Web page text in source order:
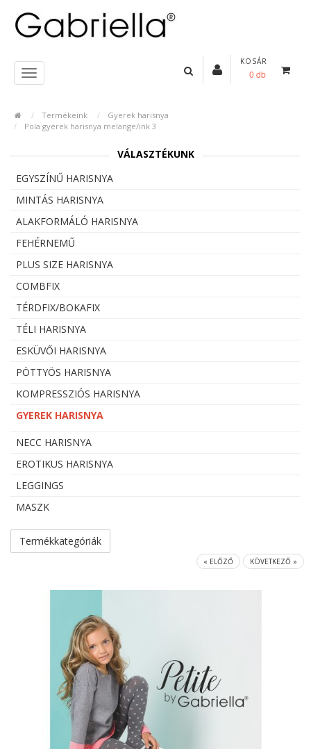
KOSÁR
0 db
Termékeink
Gyerek harisnya
Pola gyerek harisnya melange/ink 3
VÁLASZTÉKUNK
EGYSZÍNŰ HARISNYA
MINTÁS HARISNYA
ALAKFORMÁLÓ HARISNYA
FEHÉRNEMŰ
PLUS SIZE HARISNYA
COMBFIX
TÉRDFIX/BOKAFIX
TÉLI HARISNYA
ESKÜVŐI HARISNYA
PÖTTYÖS HARISNYA
KOMPRESSZIÓS HARISNYA
GYEREK HARISNYA
NECC HARISNYA
EROTIKUS HARISNYA
LEGGINGS
MASZK
Termékkategóriák
« ELŐZŐ KÖVETKEZŐ »